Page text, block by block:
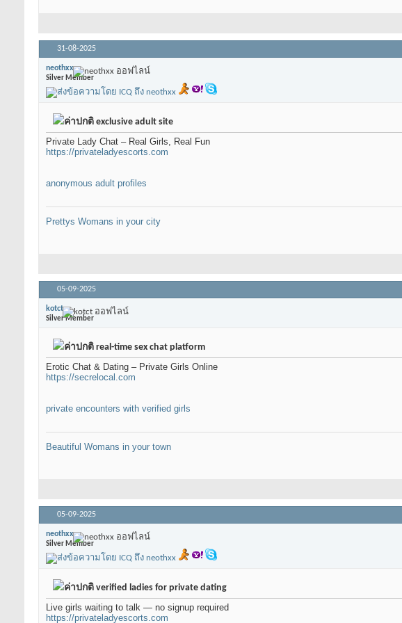
31-08-2025
neothxx
Silver Member
exclusive adult site
Private Lady Chat – Real Girls, Real Fun
https://privateladyescorts.com
anonymous adult profiles
Prettys Womans in your city
05-09-2025
kotct
Silver Member
real-time sex chat platform
Erotic Chat & Dating – Private Girls Online
https://secrelocal.com
private encounters with verified girls
Beautiful Womans in your town
05-09-2025
neothxx
Silver Member
verified ladies for private dating
Live girls waiting to talk — no signup required
https://privateladyescorts.com